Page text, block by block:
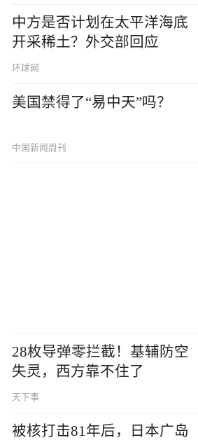
中方是否计划在太平洋海底
开采稀土？外交部回应
环球网
美国禁得了“易中天”吗？
中国新闻周刊
28枚导弹零拦截！基辅防空
失灵，西方靠不住了
天下事
被核打击81年后，日本广岛